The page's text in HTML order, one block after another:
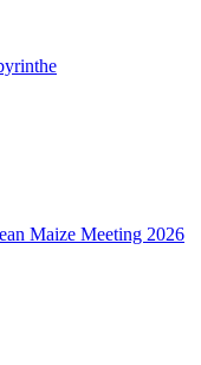
Maize Meeting 2026